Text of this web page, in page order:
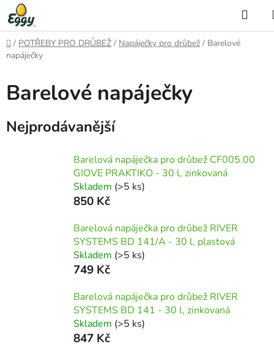
Přejít
na
obsah
Domů
/ POTŘEBY PRO DRŮBEŽ / Napáječky pro drůbež / Barelové
napáječky
Barelové napáječky
Nejprodávanější
Barelová napáječka pro drůbež CF005.00
GIOVE PRAKTIKO - 30 l, zinkovaná
Skladem (>5 ks)
850 Kč
Barelová napáječka pro drůbež RIVER
SYSTEMS BD 141/A - 30 l, plastová
Skladem (>5 ks)
749 Kč
Barelová napáječka pro drůbež RIVER
SYSTEMS BD 141 - 30 l, zinkovaná
Skladem (>5 ks)
847 Kč